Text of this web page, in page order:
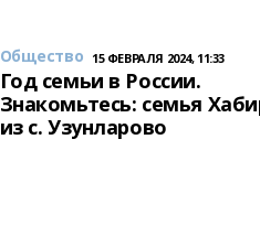
Общество 15 ФЕВРАЛЯ 2024, 11:33
Год семьи в России.
Знакомьтесь: семья
из с. Узунларово